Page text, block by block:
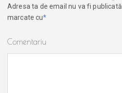
Adresa ta de email nu va fi
marcate cu*
Comentariu